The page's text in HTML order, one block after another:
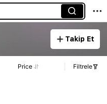
Takip Et
Price Filtrele